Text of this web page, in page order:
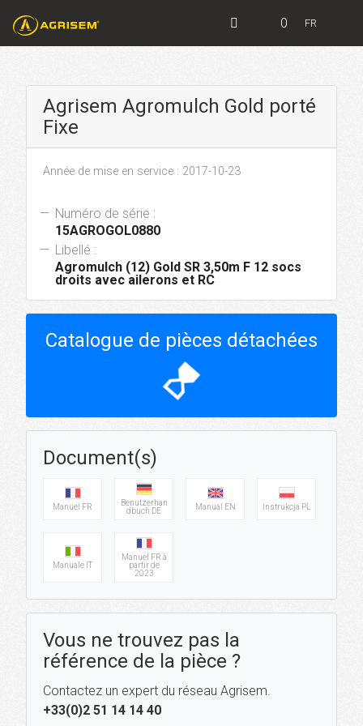
0 FR
Agrisem Agromulch Gold porté
Fixe
Année de mise en service : 2017-10-23
Numéro de série :
15AGROGOL0880
Libellé :
Agromulch (12) Gold SR 3,50m F 12 socs
droits avec ailerons et RC
Catalogue de pièces détachées
hourglass_top
Document(s)
Manuel FR
Benutzerhan
dbuch DE
Manual EN Instrukcja PL
Manuale IT
Manuel FR à
partir de
2023
Vous ne trouvez pas la
référence de la pièce ?
Contactez un expert du réseau Agrisem.
+33(0)2 51 14 14 40